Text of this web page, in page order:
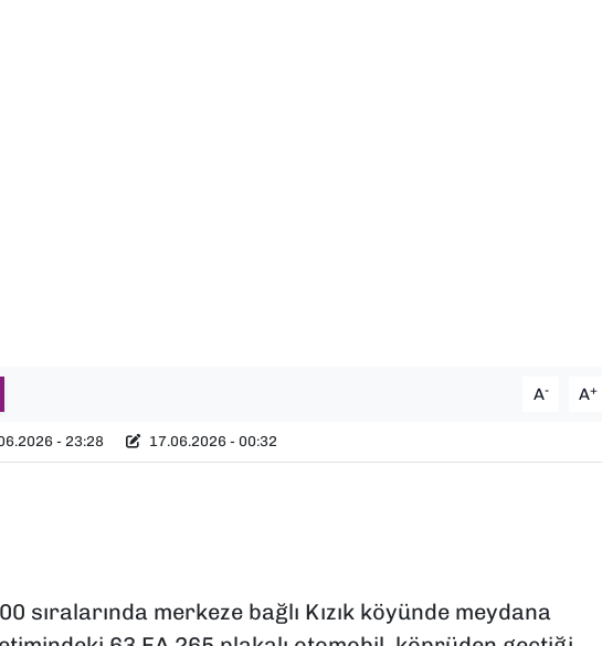
A- A+
- 23:28 17.06.2026 - 00:32
sıralarında merkeze bağlı Kızık köyünde meydana